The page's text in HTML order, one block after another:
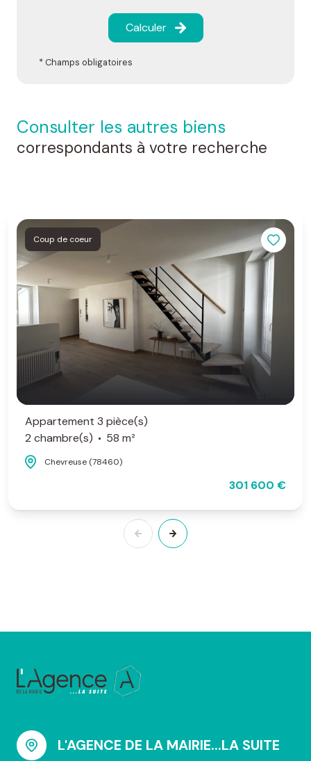
Calculer
* Champs obligatoires
consulter les autres biens
correspondants à votre recherche
Coup de coeur
Appartement 3 pièce(s)
2 chambre(s)
58 m²
Chevreuse (78460)
301 600 €
L'AGENCE DE LA MAIRIE...LA SUITE